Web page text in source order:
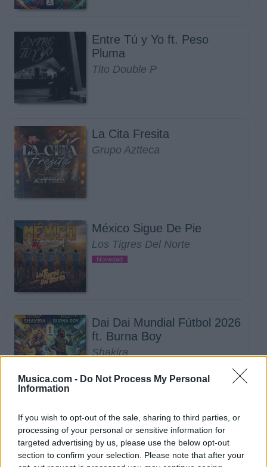
Musica.com - Do Not Process My Personal
Information
If you wish to opt-out of the sale, sharing to third parties, or
processing of your personal or sensitive information for
targeted advertising by us, please use the below opt-out
section to confirm your selection. Please note that after your
Entre Tú y Yo ft. Peso
Pluma
Tito Double P
La Cita Fresita
Grupo Aztteca
México Sigue De Pie
Los Tigres Del Norte
Novedad
Dai Dai Mundial Fútbol 2026
ft. Burna Boy
Shakira
Todo lo fue
Lenin Ramirez